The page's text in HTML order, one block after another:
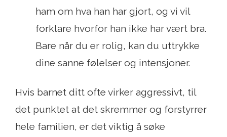
ham om hva han har gjort, og vi vil
forklare hvorfor han ikke har vært bra.
Bare når du er rolig, kan du uttrykke
dine sanne følelser og intensjoner.
Hvis barnet ditt ofte virker aggressivt, til
det punktet at det skremmer og forstyrrer
hele familien, er det viktig å søke